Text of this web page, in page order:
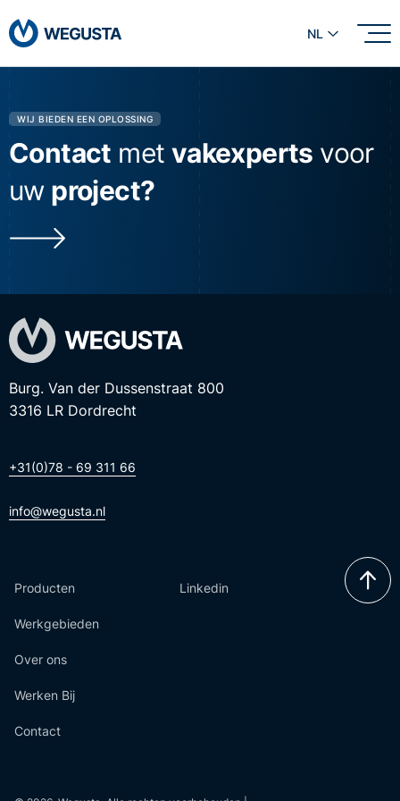
NL
WIJ BIEDEN EEN OPLOSSING
Contact met vakexperts voor
uw project?
Burg. Van der Dussenstraat 800
3316 LR Dordrecht
+31(0)78 - 69 311 66
info@wegusta.nl
Producten
Werkgebieden
Over ons
Werken Bij
Contact
Linkedin